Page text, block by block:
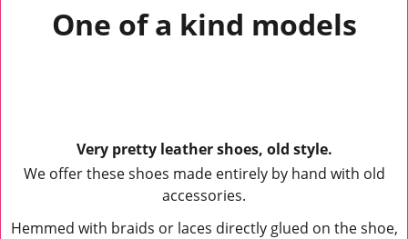
One of a kind models
Very pretty leather shoes, old style.
We offer these shoes made entirely by hand with old
accessories.
Hemmed with braids or laces directly glued on the shoe,